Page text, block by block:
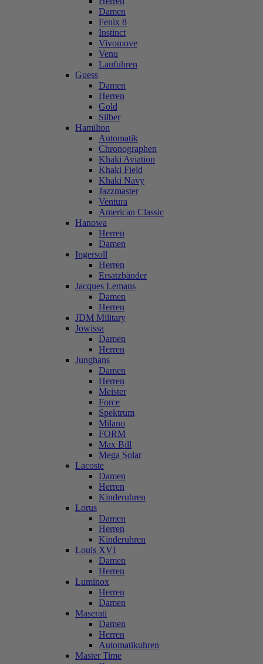
Damen
Fenix 8
Instinct
Vivomove
Venu
Laufuhren
Guess
Damen
Herren
Gold
Silber
Hamilton
Automatik
Chronographen
Khaki Aviation
Khaki Field
Khaki Navy
Jazzmaster
Ventura
American Classic
Hanowa
Herren
Damen
Ingersoll
Herren
Ersatzbänder
Jacques Lemans
Damen
Herren
JDM Military
Jowissa
Damen
Herren
Junghans
Damen
Herren
Meister
Force
Spektrum
Milano
FORM
Max Bill
Mega Solar
Lacoste
Damen
Herren
Kinderuhren
Lorus
Damen
Herren
Kinderuhren
Louis XVI
Damen
Herren
Luminox
Herren
Damen
Maserati
Damen
Herren
Automatikuhren
Master Time